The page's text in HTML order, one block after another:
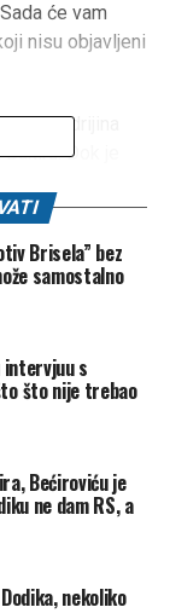
će vam
nisu objavljeni
na Andrijina
Dok je
kada
ali za post
Brisela” bez
samostalno
intervjuu s
što nije trebao
Bećiroviću je
ne dam RS, a
nekoliko